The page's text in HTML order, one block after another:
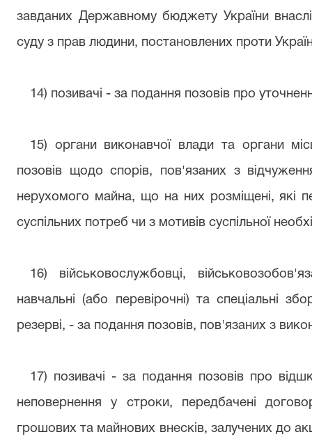
завданих Державному бюджету України
суду з прав людини, постановлених проти
14) позивачі - за подання позовів про
15) органи виконавчої влади та органи
позовів щодо спорів, пов'язаних з
нерухомого майна, що на них розміщені, які
суспільних потреб чи з мотивів суспільної
16) військовослужбовці,
навчальні (або перевірочні) та спеціальні
резерві, - за подання позовів, пов'язаних з
17) позивачі - за подання позовів про
неповернення у строки, передбачені
грошових та майнових внесків, залучених до